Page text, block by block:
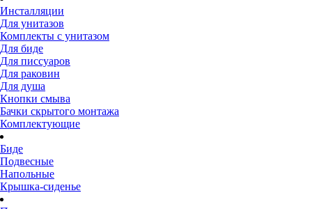
Инсталляции
Для унитазов
Комплекты с унитазом
Для биде
Для писсуаров
Для раковин
Для душа
Кнопки смыва
Бачки скрытого монтажа
Комплектующие
Биде
Подвесные
Напольные
Крышка-сиденье